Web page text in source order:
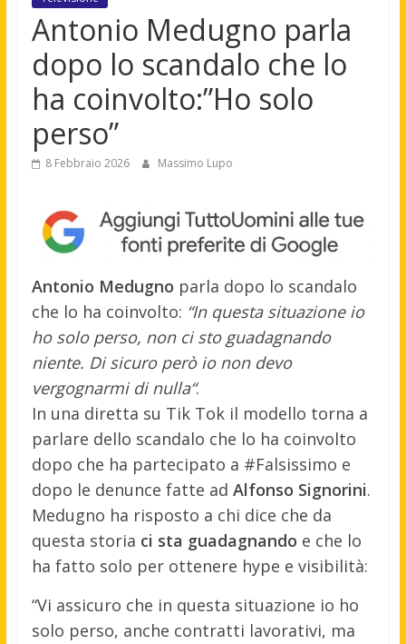
Antonio Medugno parla
dopo lo scandalo che lo
ha coinvolto:”Ho solo
perso”
8 Febbraio 2026 Massimo Lupo
Antonio Medugno parla dopo lo scandalo
che lo ha coinvolto: “In questa situazione io
ho solo perso, non ci sto guadagnando
niente. Di sicuro però io non devo
vergognarmi di nulla“.
In una diretta su Tik Tok il modello torna a
parlare dello scandalo che lo ha coinvolto
dopo che ha partecipato a #Falsissimo e
dopo le denunce fatte ad Alfonso Signorini.
Medugno ha risposto a chi dice che da
questa storia ci sta guadagnando e che lo
ha fatto solo per ottenere hype e visibilità:
“Vi assicuro che in questa situazione io ho
solo perso, anche contratti lavorativi, ma